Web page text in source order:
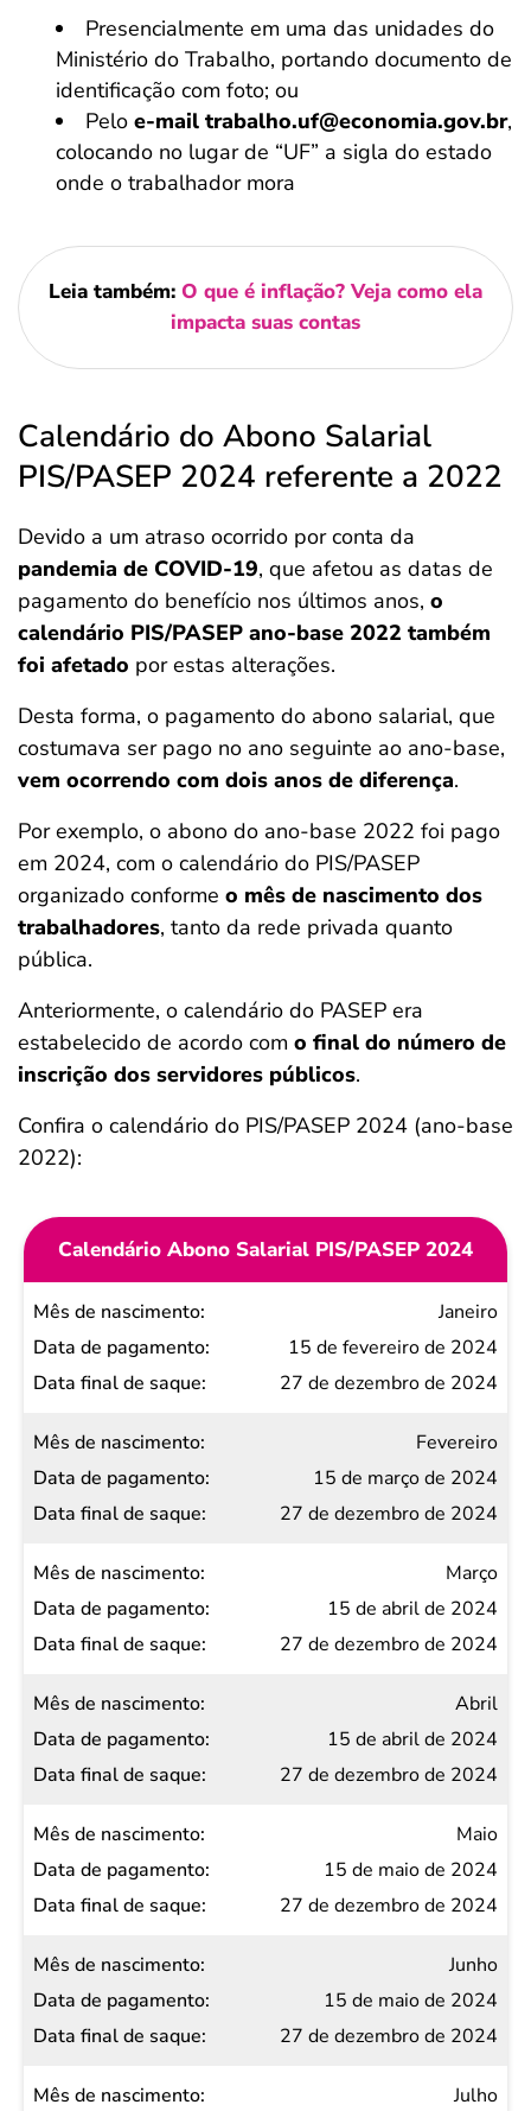
Presencialmente em uma das unidades do
Ministério do Trabalho, portando documento de
identificação com foto; ou
Pelo e-mail trabalho.uf@economia.gov.br,
colocando no lugar de “UF” a sigla do estado
onde o trabalhador mora
Leia também: O que é inflação? Veja como ela
impacta suas contas
Calendário do Abono Salarial
PIS/PASEP 2024 referente a 2022
Devido a um atraso ocorrido por conta da
pandemia de COVID-19, que afetou as datas de
pagamento do benefício nos últimos anos, o
calendário PIS/PASEP ano-base 2022 também
foi afetado por estas alterações.
Desta forma, o pagamento do abono salarial, que
costumava ser pago no ano seguinte ao ano-base,
vem ocorrendo com dois anos de diferença.
Por exemplo, o abono do ano-base 2022 foi pago
em 2024, com o calendário do PIS/PASEP
organizado conforme o mês de nascimento dos
trabalhadores, tanto da rede privada quanto
pública.
Anteriormente, o calendário do PASEP era
estabelecido de acordo com o final do número de
inscrição dos servidores públicos.
Confira o calendário do PIS/PASEP 2024 (ano-base
2022):
Calendário Abono Salarial PIS/PASEP 2024
Mês de
nascimento
Data de
Data
final
de
saque
Janeiro
15 de fevereiro de 2024
27 de dezembro de 2024
Fevereiro
15 de março de 2024
27 de dezembro de 2024
Março
15 de abril de 2024
27 de dezembro de 2024
Abril
15 de abril de 2024
27 de dezembro de 2024
Maio
15 de maio de 2024
27 de dezembro de 2024
Junho
15 de maio de 2024
27 de dezembro de 2024
Julho